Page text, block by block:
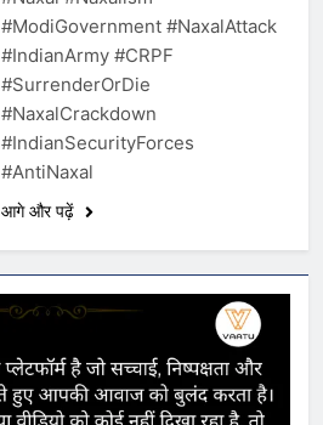
#ModiGovernment #NaxalAttack
#IndianArmy #CRPF
#SurrenderOrDie
#NaxalCrackdown
#IndianSecurityForces
#AntiNaxal
आगे और पढ़ें